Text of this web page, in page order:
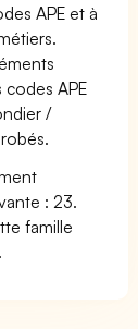
APE et à
APE
/
: 23.
famille